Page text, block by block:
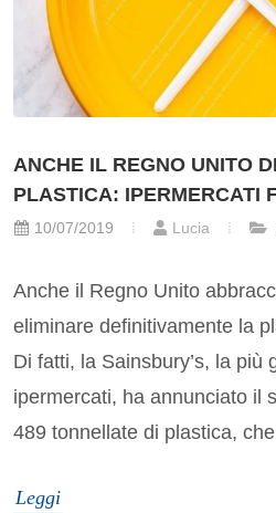
ANCHE IL REGNO UNITO
PLASTICA: IPERMERCATI
10/07/2019 Lucia
Anche il Regno Unito
eliminare definitivamente la
Di fatti, la Sainsbury’s, la più
ipermercati, ha annunciato il
489 tonnellate di plastica,
Leggi